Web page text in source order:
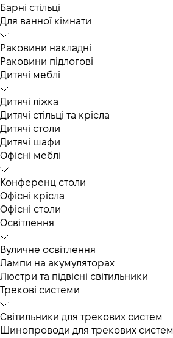
Барні стільці
Для ванної кімнати
Раковини накладні
Раковини підлогові
Дитячі меблі
Дитячі ліжка
Дитячі стільці та крісла
Дитячі столи
Дитячі шафи
Офісні меблі
Конференц столи
Офісні крісла
Офісні столи
Освітлення
Вуличне освітлення
Лампи на акумуляторах
Люстри та підвісні світильники
Трекові системи
Світильники для трекових систем
Шинопроводи для трекових систем